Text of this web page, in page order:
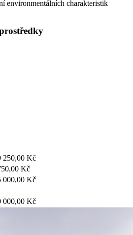
environmentálních charakteristik
250,00 Kč
Kč
000,00 Kč
000,00 Kč